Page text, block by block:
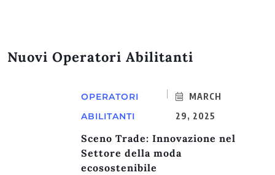
Nuovi Operatori Abilitanti
OPERATORI
ABILITANTI
MARCH
29, 2025
Sceno Trade: Innovazione nel
Settore della moda
ecosostenibile